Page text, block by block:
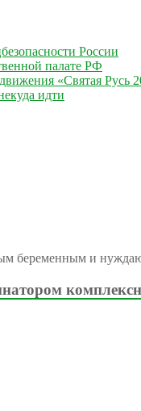
России
палате РФ
«Святая Русь
идти
беременным и